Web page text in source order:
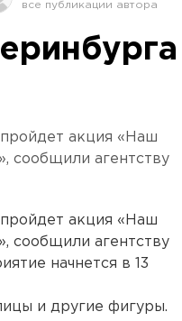
акция «Наш
сообщили агентству
акция «Наш
сообщили агентству
начнется в 13
и другие фигуры.